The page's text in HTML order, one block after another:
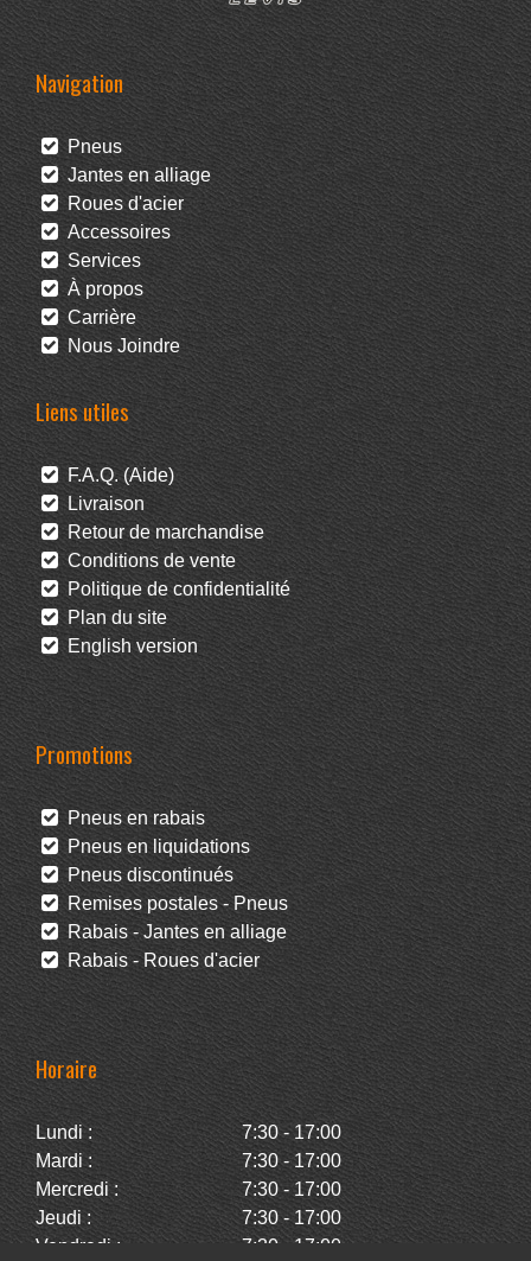
Navigation
Pneus
Jantes en alliage
Roues d'acier
Accessoires
Services
À propos
Carrière
Nous Joindre
Liens utiles
F.A.Q. (Aide)
Livraison
Retour de marchandise
Conditions de vente
Politique de confidentialité
Plan du site
English version
Promotions
Pneus en rabais
Pneus en liquidations
Pneus discontinués
Remises postales - Pneus
Rabais - Jantes en alliage
Rabais - Roues d'acier
Horaire
Lundi :
7:30 - 17:00
Mardi :
7:30 - 17:00
Mercredi :
7:30 - 17:00
Jeudi :
7:30 - 17:00
Vendredi :
7:30 - 17:00